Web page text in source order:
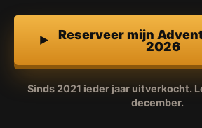
Reserveer mijn
2026
Sinds 2021 ieder jaar uitverkocht.
december.